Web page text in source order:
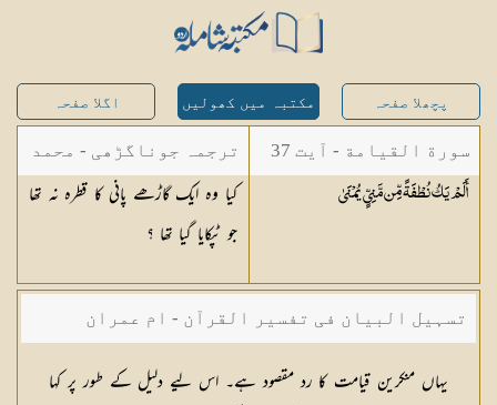
پچھلا صفحہ مکتبہ میں کھولیں اگلا صفحہ
سورة القيامة - آیت 37
أَلَمْ يَكُ نُطْفَةً مِّن مَّنِيٍّيُمْنَىٰ
ترجمہ جوناگڑھی - محمد
جونا گڑھی
کیا وہ ایک گاڑھے پانی کا قطرہ نہ تھا
جو ٹپکایا گیا تھا ؟
تسہیل البیان فی تفسیر القرآن - ام عمران
شکیلہ بنت میاں فضل حسین
یہاں منكرین قیامت كا رد مقصود ہے۔ اس لیے دلیل كے طور پر كہا